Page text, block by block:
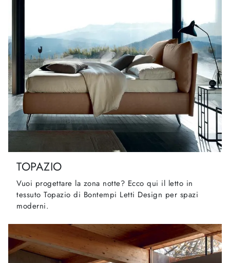
TOPAZIO
Vuoi progettare la zona notte? Ecco qui il letto in
tessuto Topazio di Bontempi Letti Design per spazi
moderni.